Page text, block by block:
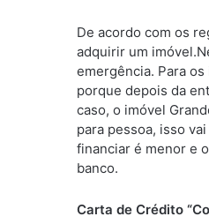
De acordo com os
adquirir um
emergência. Para
porque depois da
caso, o imóvel
para pessoa, isso
financiar é menor e
banco.
Carta de Crédito